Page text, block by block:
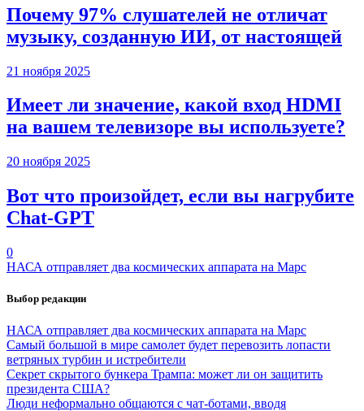
Почему 97% слушателей не отличат
музыку, созданную ИИ, от настоящей
21 ноября 2025
Имеет ли значение, какой вход HDMI
на вашем телевизоре вы используете?
20 ноября 2025
Вот что произойдет, если вы нагрубите
Chаt-GPT
0
НАСА отправляет два космических аппарата на Марс
Выбор редакции
НАСА отправляет два космических аппарата на Марс
Самый большой в мире самолет будет перевозить лопасти
ветряных турбин и истребители
Секрет скрытого бункера Трампа: может ли он защитить
президента США?
Люди неформально общаются с чат-ботами, вводя